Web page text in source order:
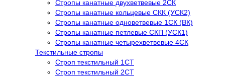
Стропы канатные двухветвевые 2СК
Стропы канатные кольцевые СКК (УСК2)
Стропы канатные одноветвевые 1СК (ВК)
Стропы канатные петлевые СКП (УСК1)
Стропы канатные четырехветвевые 4СК
Текстильные стропы
Строп текстильный 1СТ
Строп текстильный 2СТ